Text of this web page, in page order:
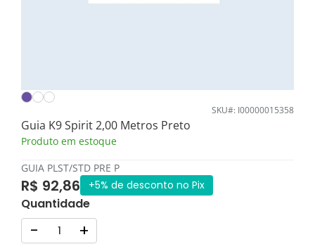
SKU#: I00000015358
Guia K9 Spirit 2,00 Metros Preto
Produto em estoque
GUIA PLST/STD PRE P
R$ 92,86 +5% de desconto no Pix
Quantidade
- +